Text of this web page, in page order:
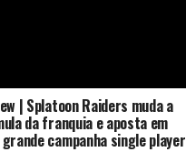
| Splatoon Raiders muda a
da franquia e aposta em
grande campanha single player